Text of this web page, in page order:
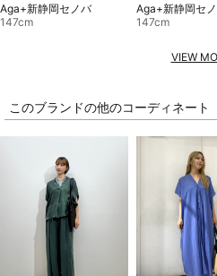
Aga+新静岡セノバ
147cm
Aga+新静岡セ
147cm
VIEW
このブランドの他のコーディネート